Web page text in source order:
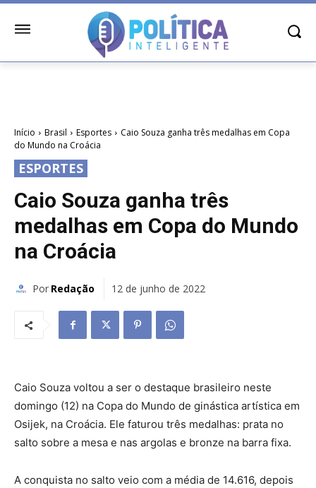
Início Brasil Esportes
Caio Souza ganha três medalhas em Copa
do Mundo na Croácia
ESPORTES
Caio Souza ganha três
medalhas em Copa do Mundo
na Croácia
Por Redação 12 de junho de 2022
Caio Souza voltou a ser o destaque brasileiro neste
domingo (12) na Copa do Mundo de ginástica artística em
Osijek, na Croácia. Ele faturou três medalhas: prata no
salto sobre a mesa e nas argolas e bronze na barra fixa.
A conquista no salto veio com a média de 14.616, depois